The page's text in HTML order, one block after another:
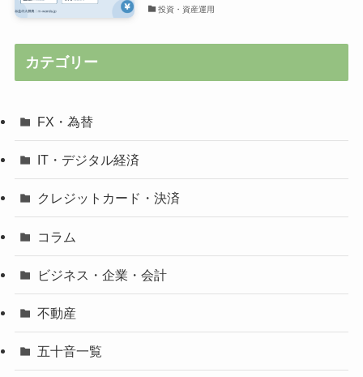
投資・資産運用
カテゴリー
FX・為替
IT・デジタル経済
クレジットカード・決済
コラム
ビジネス・企業・会計
不動産
五十音一覧